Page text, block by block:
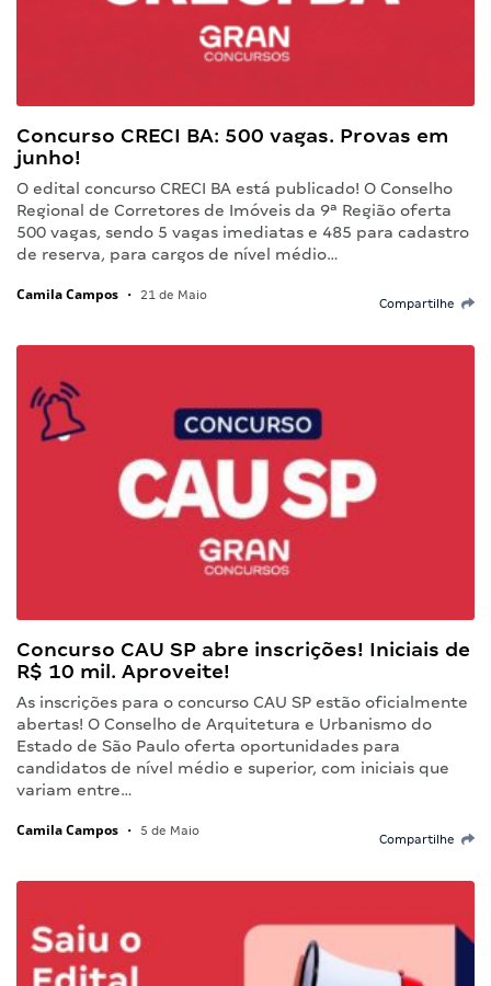
Concurso CRECI BA: 500 vagas. Provas em
junho!
O edital concurso CRECI BA está publicado! O Conselho
Regional de Corretores de Imóveis da 9ª Região oferta
500 vagas, sendo 5 vagas imediatas e 485 para cadastro
de reserva, para cargos de nível médio…
Camila Campos • 21 de Maio
Compartilhe
Concurso CAU SP abre inscrições! Iniciais de
R$ 10 mil. Aproveite!
As inscrições para o concurso CAU SP estão oficialmente
abertas! O Conselho de Arquitetura e Urbanismo do
Estado de São Paulo oferta oportunidades para
candidatos de nível médio e superior, com iniciais que
variam entre…
Camila Campos • 5 de Maio
Compartilhe